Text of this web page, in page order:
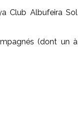
Club Albufeira Sol
(dont un à